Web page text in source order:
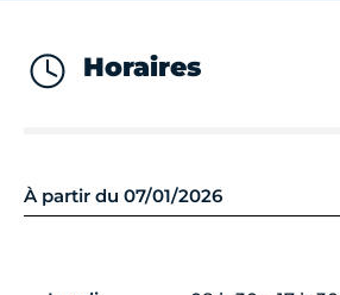
Horaires
À partir du 07/01/2026